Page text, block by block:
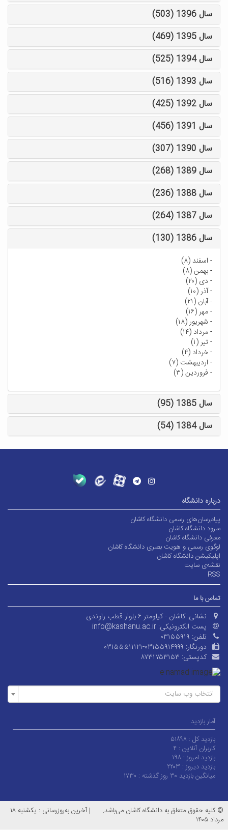
سال 1396 (503)
سال 1395 (469)
سال 1394 (525)
سال 1393 (516)
سال 1392 (425)
سال 1391 (456)
سال 1390 (307)
سال 1389 (268)
سال 1388 (236)
سال 1387 (264)
سال 1386 (130)
- اسفند (۸)
-بهمن (۸)
- دی (۲۰)
-آذر (۱۰)
-آبان (۲۱)
-مهر (۱۶)
- شهریور (۱۸)
-مرداد (۱۴)
-تیر (۱)
-خرداد (۴)
- اردیبهشت (۷)
- فروردین (۳)
سال 1385 (95)
سال 1384 (54)
درباره دانشگاه
پیام‌رسان‌های رسمی دانشگاه کاشان
سرود دانشگاه کاشان
معرفی دانشگاه کاشان
لوگوی رسمی و هویت بصری دانشگاه کاشان
اپلیکیشن دانشگاه کاشان
نقشه‌ی سایت
RSS
تماس با ما
نشانی: کاشان - کیلومتر ۶ بلوار قطب راوندی
پست الکترونیکی: info@kashanu.ac.ir
تلفن: ۰۳۱۵۵۹۱۹
دورنگار: ۰۳۱۵۵۵۱۱۱۲۱-۰۳۱۵۵۹۱۴۹۹۹
کدپستی: ۸۷۳۱۷۵۳۱۵۳
انتخاب وب سایت
آمار بازدید
بازدید کل : ۵۱۸۹۸
کاربران آنلاین : ۴
بازدید امروز : ۱۹۸
بازدید دیروز : ۲۲۰۳
میانگین بازدید ۳۰ روز گذشته :
۱۷۳۰
© کلیه حقوق متعلق به دانشگاه کاشان می‌باشد. |
آخرین به‌روزرسانی : یکشنبه ۱۸
مرداد ۱۴۰۵